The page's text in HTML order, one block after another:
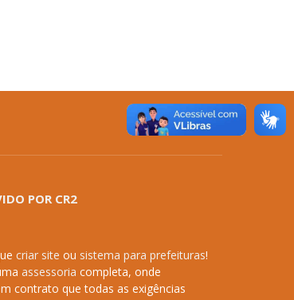
POR CR2
criar site ou sistema para prefeituras!
assessoria completa, onde
contrato que todas as exigências